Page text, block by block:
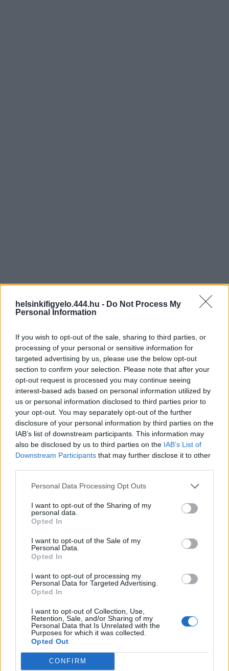
helsinkifigyelo.444.hu - Do Not Process My
Personal Information
If you wish to opt-out of the sale, sharing to third parties, or
processing of your personal or sensitive information for
targeted advertising by us, please use the below opt-out
section to confirm your selection. Please note that after your
opt-out request is processed you may continue seeing
interest-based ads based on personal information utilized by
us or personal information disclosed to third parties prior to
your opt-out. You may separately opt-out of the further
disclosure of your personal information by third parties on the
IAB’s list of downstream participants. This information may
also be disclosed by us to third parties on the IAB’s List of
Downstream Participants that may further disclose it to other
Personal Data Processing Opt Outs
I want to opt-out of the Sharing of my
personal data.
Opted In
I want to opt-out of the Sale of my
Personal Data.
Opted In
I want to opt-out of processing my
Personal Data for Targeted Advertising.
Opted In
I want to opt-out of Collection, Use,
Retention, Sale, and/or Sharing of my
Personal Data that Is Unrelated with the
Purposes for which it was collected.
Opted Out
CONFIRM